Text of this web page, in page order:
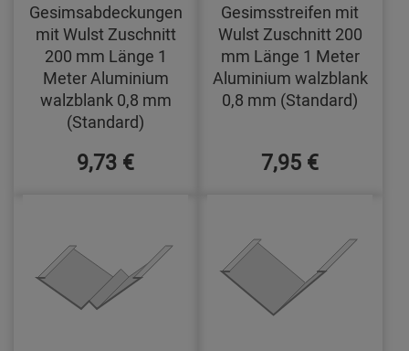
Gesimsabdeckungen
mit Wulst Zuschnitt
200 mm Länge 1
Meter Aluminium
walzblank 0,8 mm
(Standard)
9,73 €
Gesimsstreifen mit
Wulst Zuschnitt 200
mm Länge 1 Meter
Aluminium walzblank
0,8 mm (Standard)
7,95 €